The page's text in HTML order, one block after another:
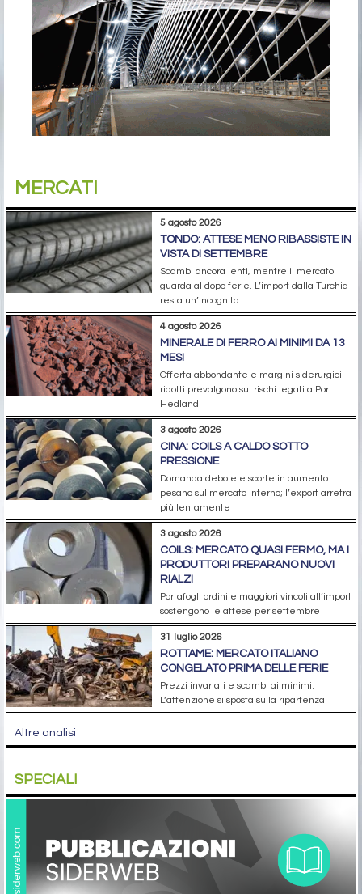
MERCATI
5 agosto 2026
TONDO: ATTESE MENO RIBASSISTE IN
VISTA DI SETTEMBRE
Scambi ancora lenti, mentre il mercato
guarda al dopo ferie. L’import dalla Turchia
resta un’incognita
4 agosto 2026
MINERALE DI FERRO AI MINIMI DA 13
MESI
Offerta abbondante e margini siderurgici
ridotti prevalgono sui rischi legati a Port
Hedland
3 agosto 2026
CINA: COILS A CALDO SOTTO
PRESSIONE
Domanda debole e scorte in aumento
pesano sul mercato interno; l’export arretra
più lentamente
3 agosto 2026
COILS: MERCATO QUASI FERMO, MA I
PRODUTTORI PREPARANO NUOVI
RIALZI
Portafogli ordini e maggiori vincoli all’import
sostengono le attese per settembre
31 luglio 2026
ROTTAME: MERCATO ITALIANO
CONGELATO PRIMA DELLE FERIE
Prezzi invariati e scambi ai minimi.
L’attenzione si sposta sulla ripartenza
Altre analisi
SPECIALI